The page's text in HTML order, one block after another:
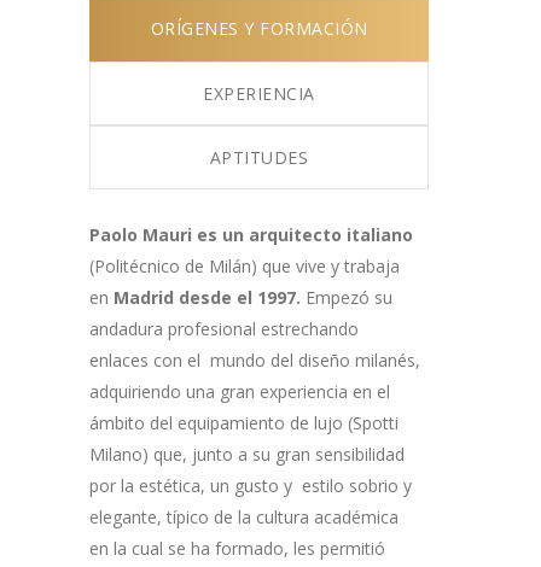
ORÍGENES Y FORMACIÓN
EXPERIENCIA
APTITUDES
Paolo Mauri es un arquitecto italiano
(Politécnico de Milán) que vive y trabaja
en Madrid desde el 1997. Empezó su
andadura profesional estrechando
enlaces con el mundo del diseño milanés,
adquiriendo una gran experiencia en el
ámbito del equipamiento de lujo (Spotti
Milano) que, junto a su gran sensibilidad
por la estética, un gusto y estilo sobrio y
elegante, típico de la cultura académica
en la cual se ha formado, les permitió